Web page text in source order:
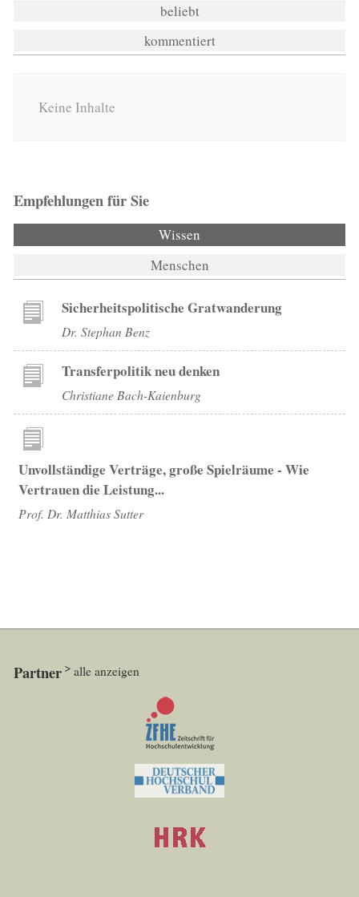
beliebt
kommentiert
Keine Inhalte
Empfehlungen für Sie
Wissen
Menschen
Sicherheitspolitische Gratwanderung
Dr. Stephan Benz
Transferpolitik neu denken
Christiane Bach-Kaienburg
Unvollständige Verträge, große Spielräume - Wie
Vertrauen die Leistung...
Prof. Dr. Matthias Sutter
Partner alle anzeigen